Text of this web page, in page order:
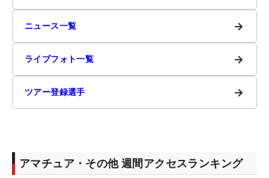
ニュース一覧 →
ライブフォト一覧 →
ツアー登録選手 →
アマチュア・その他 週間アクセスランキング